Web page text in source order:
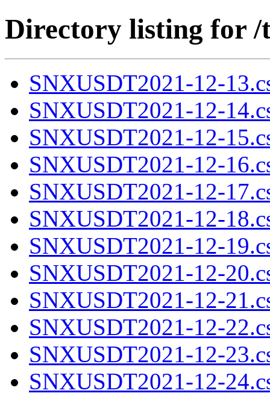
Directory listing for
SNXUSDT2021-12-
SNXUSDT2021-12-
SNXUSDT2021-12-
SNXUSDT2021-12-
SNXUSDT2021-12-
SNXUSDT2021-12-
SNXUSDT2021-12-
SNXUSDT2021-12-
SNXUSDT2021-12-
SNXUSDT2021-12-
SNXUSDT2021-12-
SNXUSDT2021-12-